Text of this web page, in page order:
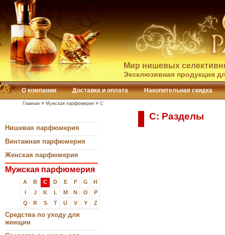
Мир нишевых
Эксклюзивная продукция
О компании Доставка и оплата Накопительная скидка
Главная » Мужская парфюмерия » C
Нишевая парфюмерия
Винтажная парфюмерия
Женская парфюмерия
Мужская парфюмерия
A B C D E F G
H
I
J K L M N O
P
Q
R S T U V Y Z
Средства по уходу для
женщин
C: Разделы